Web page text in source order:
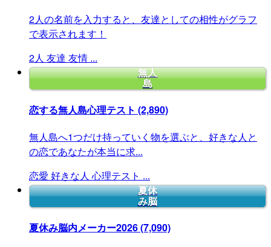
2人の名前を入力すると、友達としての相性がグラフ
で表示されます！
2人 友達 友情 ...
無人
島
恋する無人島心理テスト (2,890)
無人島へ1つだけ持っていく物を選ぶと、好きな人と
の恋であなたが本当に求...
恋愛 好きな人 心理テスト ...
夏休
み脳
夏休み脳内メーカー2026(7,090)